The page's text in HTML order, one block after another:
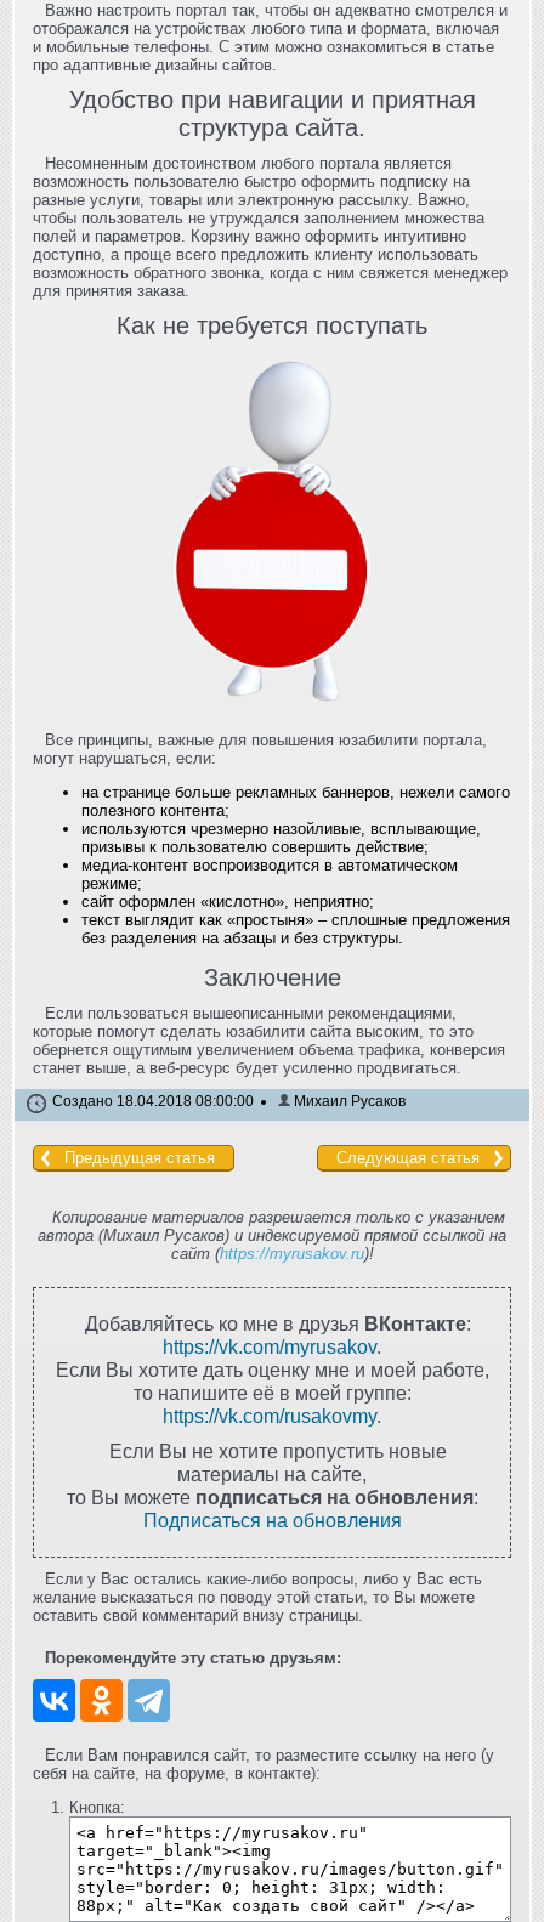
Важно настроить портал так, чтобы он адекватно смотрелся и
отображался на устройствах любого типа и формата, включая
и мобильные телефоны. С этим можно ознакомиться в статье
про адаптивные дизайны сайтов.
Удобство при навигации и приятная
структура сайта.
Несомненным достоинством любого портала является
возможность пользователю быстро оформить подписку на
разные услуги, товары или электронную рассылку. Важно,
чтобы пользователь не утруждался заполнением множества
полей и параметров. Корзину важно оформить интуитивно
доступно, а проще всего предложить клиенту использовать
возможность обратного звонка, когда с ним свяжется менеджер
для принятия заказа.
Как не требуется поступать
Все принципы, важные для повышения юзабилити портала,
могут нарушаться, если:
на странице больше рекламных баннеров, нежели самого
полезного контента;
используются чрезмерно назойливые, всплывающие,
призывы к пользователю совершить действие;
медиа-контент воспроизводится в автоматическом
режиме;
сайт оформлен «кислотно», неприятно;
текст выглядит как «простыня» – сплошные предложения
без разделения на абзацы и без структуры.
Заключение
Если пользоваться вышеописанными рекомендациями,
которые помогут сделать юзабилити сайта высоким, то это
обернется ощутимым увеличением объема трафика, конверсия
станет выше, а веб-ресурс будет усиленно продвигаться.
Создано 18.04.2018 08:00:00 Михаил Русаков
Предыдущая статья Следующая статья
Копирование материалов разрешается только с указанием
автора (Михаил Русаков) и индексируемой прямой ссылкой на
сайт (https://myrusakov.ru)!
Добавляйтесь ко мне в друзья ВКонтакте:
https://vk.com/myrusakov.
Если Вы хотите дать оценку мне и моей работе,
то напишите её в моей группе:
https://vk.com/rusakovmy.
Если Вы не хотите пропустить новые
материалы на сайте,
то Вы можете подписаться на обновления:
Подписаться на обновления
Если у Вас остались какие-либо вопросы, либо у Вас есть
желание высказаться по поводу этой статьи, то Вы можете
оставить свой комментарий внизу страницы.
Порекомендуйте эту статью друзьям:
Если Вам понравился сайт, то разместите ссылку на него (у
себя на сайте, на форуме, в контакте):
Кнопка: